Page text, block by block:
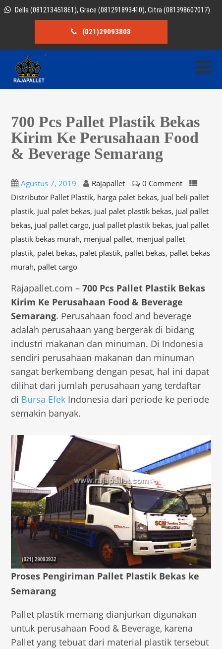
Della (081213451861), Grace (081291893410), Citra (081398607017)
(021)29093808
700 Pcs Pallet Plastik Bekas
Kirim Ke Perusahaan Food
& Beverage Semarang
Agustus 7, 2019 Rajapallet
0 Comment
Distributor Pallet Plastik, harga palet bekas, jual beli pallet
plastik, jual palet bekas, jual palet plastik bekas, jual pallet
bekas, jual pallet cargo, jual pallet plastik bekas, jual pallet
plastik bekas murah, menjual pallet, menjual pallet
plastik, palet bekas, palet plastik, pallet bekas, pallet bekas
murah, pallet cargo
Rajapallet.com –700 Pcs Pallet Plastik Bekas
Kirim Ke Perusahaan Food & Beverage
Semarang. Perusahaan food and beverage
adalah perusahaan yang bergerak di bidang
industri makanan dan minuman. Di Indonesia
sendiri perusahaan makanan dan minuman
sangat berkembang dengan pesat, hal ini dapat
dilihat dari jumlah perusahaan yang terdaftar
di Bursa Efek Indonesia dari periode ke periode
semakin banyak.
Proses Pengiriman Pallet Plastik Bekas ke
Semarang
Pallet plastik memang dianjurkan digunakan
untuk perusahaan Food & Beverage, karena
Pallet yang tebuat dari material plastik tersebut